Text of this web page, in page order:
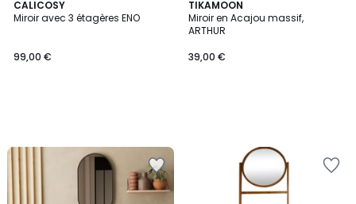
CALICOSY
Miroir avec 3 étagères ENO
99,00 €
TIKAMOON
Miroir en Acajou massif,
ARTHUR
39,00 €